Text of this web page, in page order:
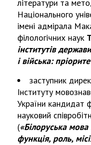
літератури та
Національного
імені адмірала
філологічних наук
інститутів
і війська:
заступник
Інституту
України кандидат
науковий
(«Білоруська
функція, роль,